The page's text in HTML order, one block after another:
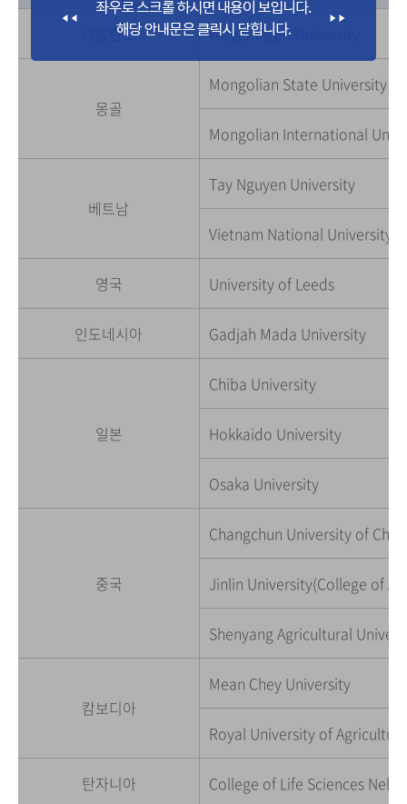
네덜란드 Wageningen University
몽골
Mongolian State University
Mongolian International
베트남
Tay Nguyen University
Vietnam National University
영국 University of Leeds
인도네시아 Gadjah Mada University
일본
Chiba University
Hokkaido University
Osaka University
중국
Changchun University of
Jinlin University(College of
Shenyang Agricultural
캄보디아
Mean Chey University
Royal University of Agriculture
탄자니아 College of Life Sciences